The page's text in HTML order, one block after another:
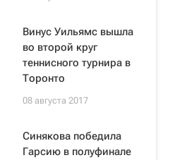
Винус Уильямс вышла
во второй круг
теннисного турнира в
Торонто
08 августа 2017
Синякова победила
Гарсию в полуфинале